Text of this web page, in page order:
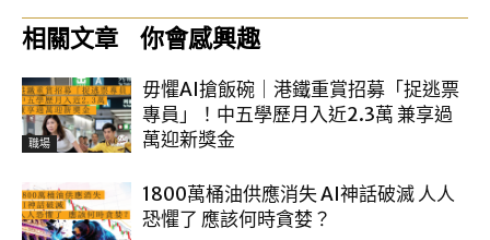
相關文章 你會感興趣
職場
毋懼AI搶飯碗｜港鐵重賞招募「捉逃票
專員」！中五學歷月入近2.3萬 兼享過
萬迎新獎金
1800萬桶油供應消失 AI神話破滅 人人
恐懼了 應該何時貪婪？